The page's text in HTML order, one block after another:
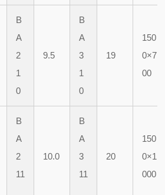
B
A
2
1
0
9.5
B
A
3
1
0
19
150
0×7
00
B
A
2
11
10.0
B
A
3
11
20
150
0×1
000